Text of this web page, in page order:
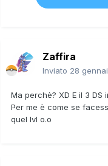
Zaffira
Inviato 28
Ma perchè? XD E il 3 DS
Per me è come se
quel lvl o.o